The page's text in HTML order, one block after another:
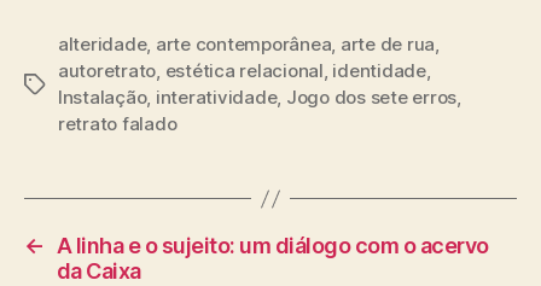
Tags
alteridade, arte contemporânea, arte de rua,
autoretrato, estética relacional, identidade,
Instalação, interatividade, Jogo dos sete erros,
retrato falado
←
A linha e o sujeito: um diálogo com o acervo
da Caixa